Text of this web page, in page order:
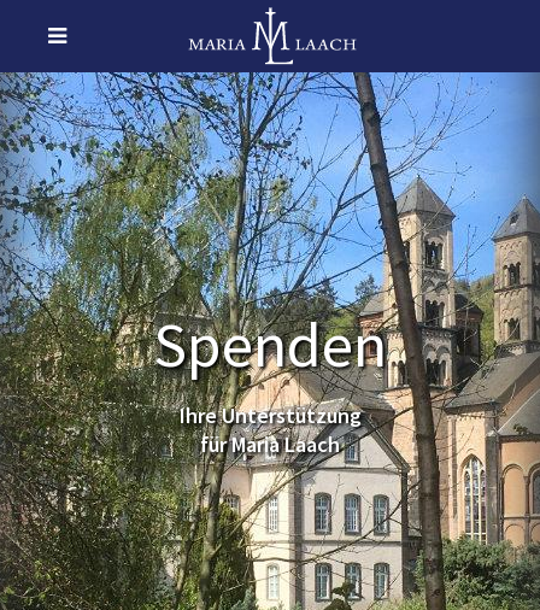
Spenden
Ihre Unterstützung
für Maria Laach